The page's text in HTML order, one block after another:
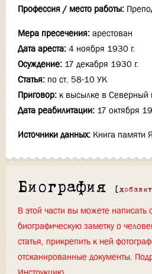
Профессия / место работы:
Мера пресечения: арестован
Дата ареста: 4 ноября 1930 г.
Осуждение: 17 декабря 1930 г.
Статья: по ст. 58-10 УК
Приговор: к высылке в Северный
Дата реабилитации: 17 октября
Источники данных: Книга памяти
Биография [
В этой части вы можете
биографическую заметку о
статья, прикрепить к ней
отсканированные документы.